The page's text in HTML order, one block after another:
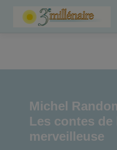
Michel
Les contes de
merveilleuse